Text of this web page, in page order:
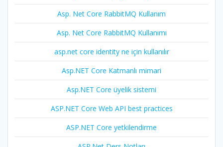
Asp. Net Core RabbitMQ Kullanım
Asp. Net Core RabbitMQ Kullanımı
asp.net core identity ne için kullanılır
Asp.NET Core Katmanlı mimari
Asp.NET Core üyelik sistemi
ASP.NET Core Web API best practices
ASP.NET Core yetkilendirme